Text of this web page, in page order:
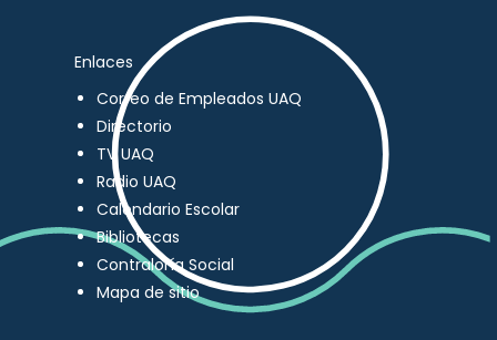
Enlaces
Correo de Empleados UAQ
Directorio
TV UAQ
Radio UAQ
Calendario Escolar
Bibliotecas
Contraloría Social
Mapa de sitio